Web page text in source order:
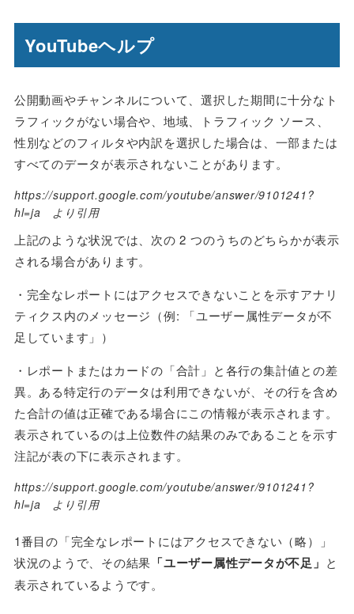
YouTubeヘルプ
公開動画やチャンネルについて、選択した期間に十分なト
ラフィックがない場合や、地域、トラフィック ソース、
性別などのフィルタや内訳を選択した場合は、一部または
すべてのデータが表示されないことがあります。
https://support.google.com/youtube/answer/9101241?
hl=ja より引用
上記のような状況では、次の 2 つのうちのどちらかが表示
される場合があります。
・完全なレポートにはアクセスできないことを示すアナリ
ティクス内のメッセージ（例: 「ユーザー属性データが不
足しています」）
・レポートまたはカードの「合計」と各行の集計値との差
異。ある特定行のデータは利用できないが、その行を含め
た合計の値は正確である場合にこの情報が表示されます。
表示されているのは上位数件の結果のみであることを示す
注記が表の下に表示されます。
https://support.google.com/youtube/answer/9101241?
hl=ja より引用
1番目の「完全なレポートにはアクセスできない（略）」
状況のようで、その結果 「ユーザー属性データが不足」 と
表示されているようです。